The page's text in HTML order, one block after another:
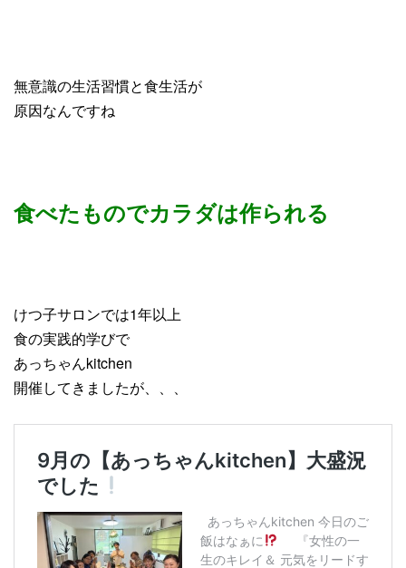
無意識の生活習慣と食生活が
原因なんですね
食べたものでカラダは作られる
けつ子サロンでは1年以上
食の実践的学びで
あっちゃんkitchen
開催してきましたが、、、